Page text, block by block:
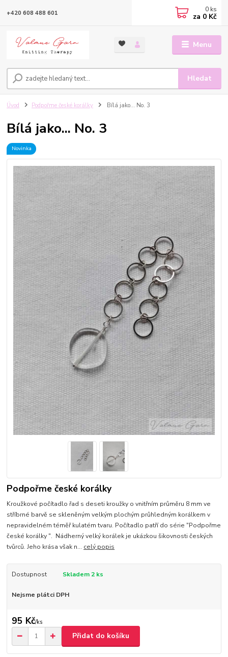
Menu
Hledat
+420 608 488 601 0 ks
za 0 Kč
Úvod Podpořme české korálky Bílá jako... No. 3
Bílá jako... No. 3
Novinka
Podpořme české korálky
Kroužkové počítadlo řad s deseti kroužky o vnitřním průměru 8 mm ve
stříbrné barvě se skleněným velkým plochým průhledným korálkem v
nepravidelném téměř kulatém tvaru. Počítadlo patří do série "Podpořme
české korálky ". Nádherný velký korálek je ukázkou šikovnosti českých
tvůrců. Jeho krása však n... celý popis
Dostupnost Skladem 2 ks
Nejsme plátci DPH
95 Kč/ks
Přidat do košíku